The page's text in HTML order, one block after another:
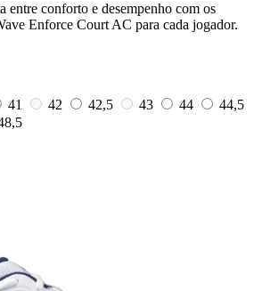
entre conforto e desempenho com os
Enforce Court AC para cada jogador.
41 42 42,5 43 44
44,5